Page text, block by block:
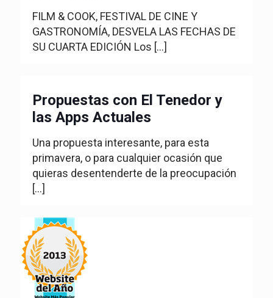
FILM & COOK, FESTIVAL DE CINE Y
GASTRONOMÍA, DESVELA LAS FECHAS DE
SU CUARTA EDICIÓN Los […]
Propuestas con El Tenedor y
las Apps Actuales
Una propuesta interesante, para esta
primavera, o para cualquier ocasión que
quieras desentenderte de la preocupación
[…]